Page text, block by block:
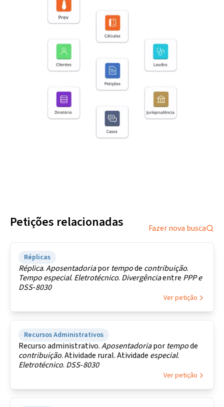
Petições relacionadas Fazer nova busca
Réplicas
Réplica.Aposentadoriapor tempode contribuição.
Tempoespecial. Eletrotécnico. Divergênciaentre PPPe
DSS-8030
Ver petição
Recursos Administrativos
Recurso administrativo.Aposentadoriapor tempode
contribuição. Atividade rural. Atividade especial.
Eletrotécnico. DSS-8030
Ver petição